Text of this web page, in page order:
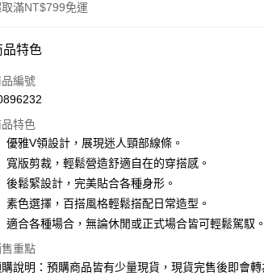
滿NT$799免運
款方式
卡一次付款
Pay
Pay
口支付
遊付
Pay
品特色
品編號
特色
優雅V領設計，展現迷人頸部線條。
寬版剪裁，輕鬆營造舒適自在的穿搭感。
後鬆緊設計，完美貼合各種身形。
素色選擇，百搭風格輕鬆搭配日常造型。
適合各種場合，無論休閒或正式場合皆可輕鬆駕馭。
重點
說明：預購商品皆有少量現貨，現貨完售後即會